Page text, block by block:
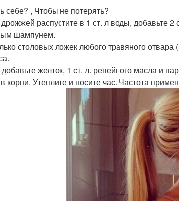
себе? , Чтобы не потерять?
дрожжей распустите в 1 ст. л воды, добавьте
шампунем.
столовых ложек любого травяного
желток, 1 ст. л. репейного масла и
корни. Утеплите и носите час. Частота